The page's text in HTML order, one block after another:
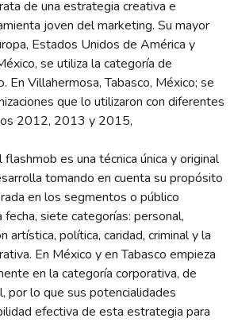
de una estrategia creativa e
joven del marketing. Su mayor
Estados Unidos de América y
se utiliza la categoría de
En Villahermosa, Tabasco, México; se
que lo utilizaron con diferentes
2012, 2013 y 2015,
es una técnica única y original
tomando en cuenta su propósito
en los segmentos o público
siete categorías: personal,
artística, política, caridad, criminal y la
En México y en Tabasco empieza
en la categoría corporativa, de
por lo que sus potencialidades
efectiva de esta estrategia para